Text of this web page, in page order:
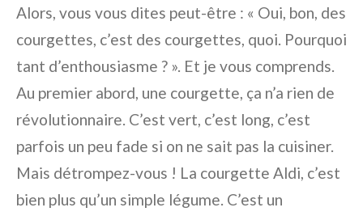
Alors, vous vous dites peut-être : « Oui, bon, des
courgettes, c’est des courgettes, quoi. Pourquoi
tant d’enthousiasme ? ». Et je vous comprends.
Au premier abord, une courgette, ça n’a rien de
révolutionnaire. C’est vert, c’est long, c’est
parfois un peu fade si on ne sait pas la cuisiner.
Mais détrompez-vous ! La courgette Aldi, c’est
bien plus qu’un simple légume. C’est un